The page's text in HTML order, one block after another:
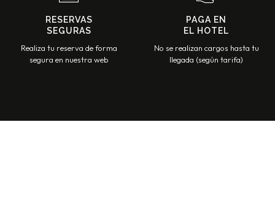
RESERVAS
SEGURAS
Realiza tu reserva de forma
segura en nuestra web
PAGA EN
EL HOTEL
No se realizan cargos hasta tu
llegada (según tarifa)